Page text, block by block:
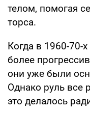
телом, помогая
торса.
Когда в 1960-70-
более
они уже были
Однако руль все
это делалось